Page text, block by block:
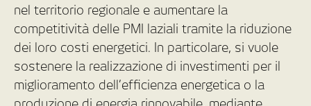
nel territorio regionale e aumentare la
competitività delle PMI laziali tramite la riduzione
dei loro costi energetici. In particolare, si vuole
sostenere la realizzazione di investimenti per il
miglioramento dell’efficienza energetica o la